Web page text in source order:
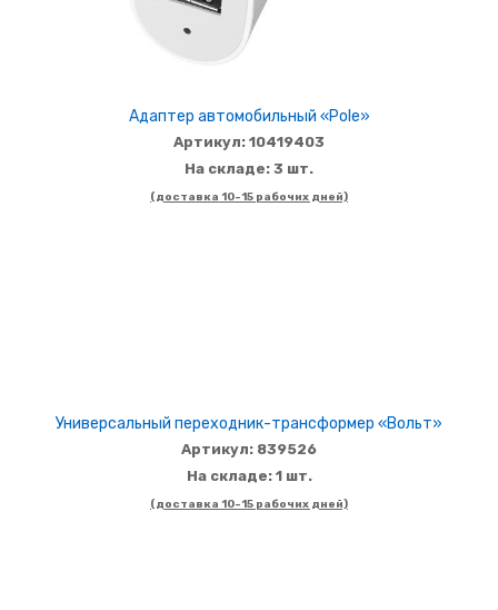
Адаптер автомобильный «Pole»
Артикул: 10419403
На складе: 3 шт.
(доставка 10-15 рабочих дней)
Универсальный переходник-трансформер «Вольт»
Артикул: 839526
На складе: 1 шт.
(доставка 10-15 рабочих дней)